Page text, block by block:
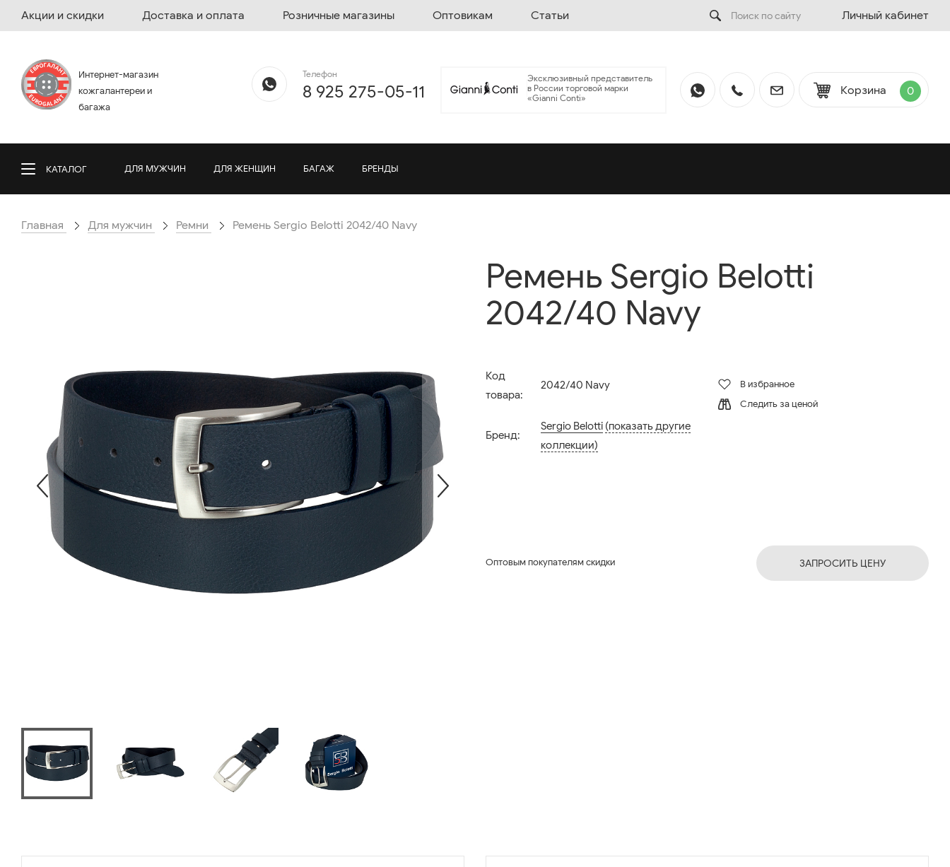
Акции и скидки Доставка и оплата Розничные магазины Оптовикам Статьи Личный кабинет
Интернет-магазин
кожгалантереи и
багажа
Телефон
8 925 275-05-11
Эксклюзивный представитель
в России торговой марки
«Gianni Conti»
Корзина 0
КАТАЛОГ ДЛЯ МУЖЧИН ДЛЯ ЖЕНЩИН БАГАЖ БРЕНДЫ
Главная Для мужчин Ремни Ремень Sergio Belotti 2042/40 Navy
Ремень Sergio Belotti
2042/40 Navy
Код
товара:
2042/40 Navy
Бренд:
Sergio Belotti (показать другие
коллекции)
В избранное
Следить за ценой
Оптовым покупателям скидки ЗАПРОСИТЬ ЦЕНУ